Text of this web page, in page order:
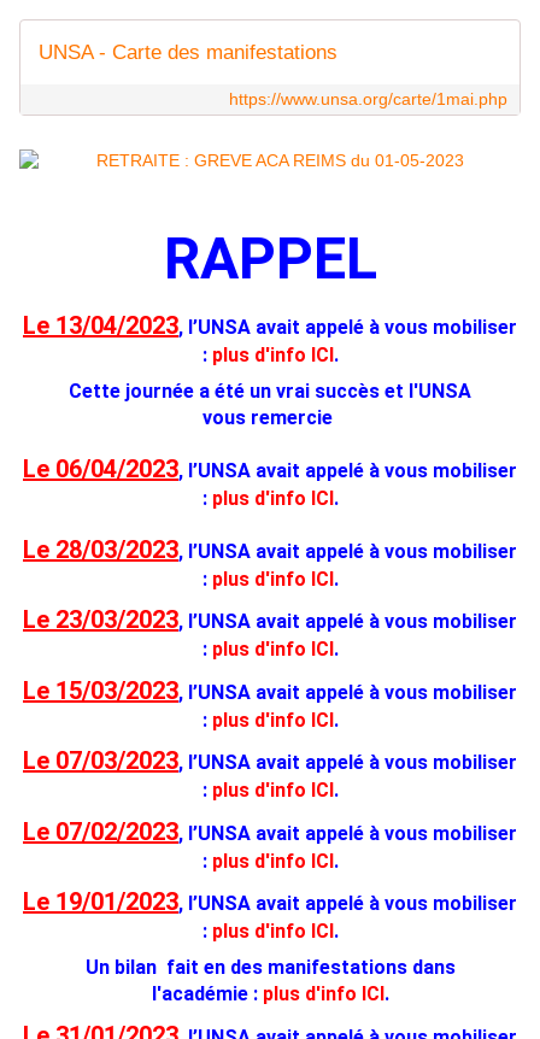
UNSA - Carte des manifestations
https://www.unsa.org/carte/1mai.php
RAPPEL
Le 13/04/2023, l’UNSA avait appelé à vous mobiliser
: plus d'info ICI.
Cette journée a été un vrai succès et l'UNSA
vous remercie
Le 06/04/2023, l’UNSA avait appelé à vous mobiliser
: plus d'info ICI .
Le 28/03/2023, l’UNSA avait appelé à vous mobiliser
: plus d'info ICI.
Le 23/03/2023, l’UNSA avait appelé à vous mobiliser
: plus d'info ICI .
Le 15/03/2023, l’UNSA avait appelé à vous mobiliser
: plus d'info ICI.
Le 07/03/2023, l’UNSA avait appelé à vous mobiliser
: plus d'info ICI .
Le 07/02/2023, l’UNSA avait appelé à vous mobiliser
: plus d'info ICI.
Le 19/01/2023, l’UNSA avait appelé à vous mobiliser
: plus d'info ICI.
Un bilan fait en des manifestations dans
l'académie : plus d'info ICI .